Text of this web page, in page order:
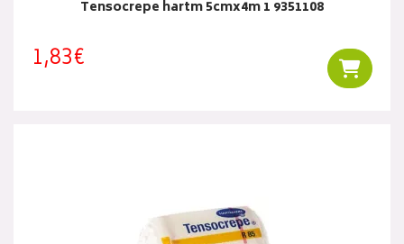
Tensocrepe hartm 5cmx4m 1 9351108
1,83€